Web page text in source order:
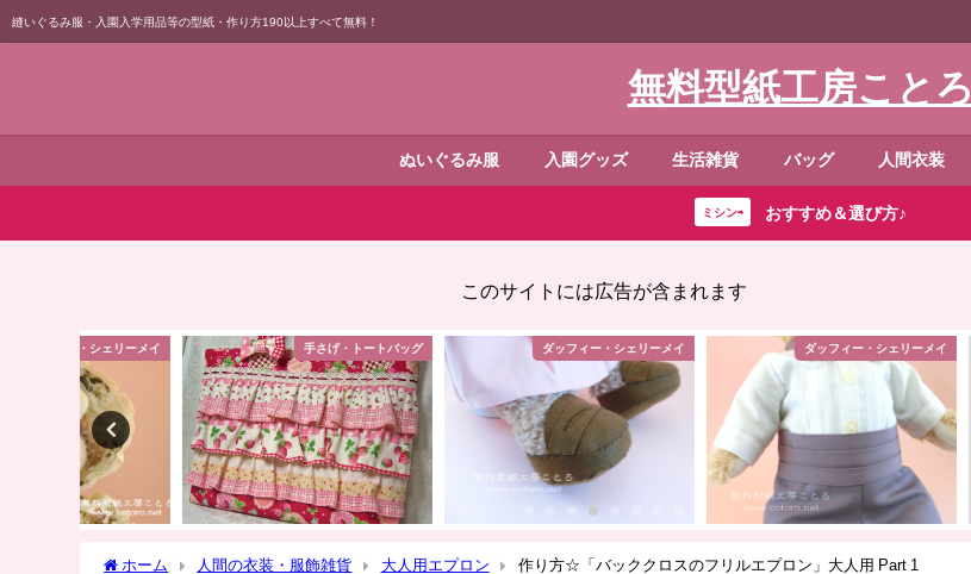
縫いぐるみ服・入園入学用品等の型紙・作り方190以上すべて無料！
無料型紙工房ことろ
ぬいぐるみ服 入園グッズ 生活雑貨 バッグ 人間衣装
ミシン⇨ おすすめ＆選び方♪
このサイトには広告が含まれます
手さげ・トートバッグ ダッフィー・シェリーメイ ダッフィー・シェリーメイ
ホーム 人間の衣装・服飾雑貨 大人用エプロン 作り方☆「バッククロスのフリルエプロン」大人用 Part 1